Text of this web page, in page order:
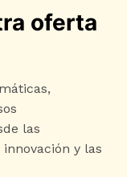
oferta
las
y las